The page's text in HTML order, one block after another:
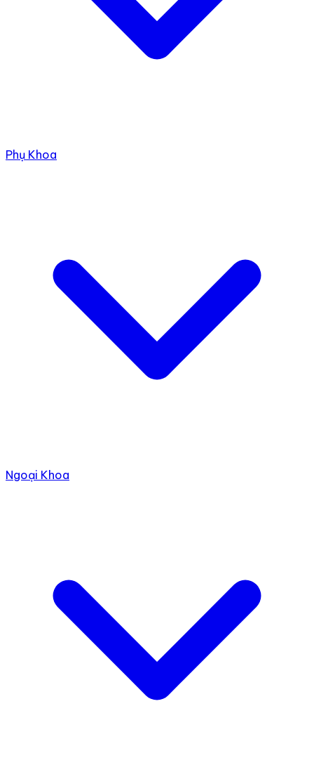
Phụ Khoa
Ngoại Khoa